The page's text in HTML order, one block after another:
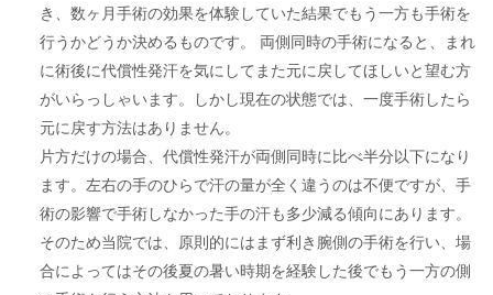
き、数ヶ月手術の効果を体験していた結果でもう一方も手術を
行うかどうか決めるものです。 両側同時の手術になると、まれ
に術後に代償性発汗を気にしてまた元に戻してほしいと望む方
がいらっしゃいます。しかし現在の状態では、一度手術したら
元に戻す方法はありません。
片方だけの場合、代償性発汗が両側同時に比べ半分以下になり
ます。左右の手のひらで汗の量が全く違うのは不便ですが、手
術の影響で手術しなかった手の汗も多少減る傾向にあります。
そのため当院では、原則的にはまず利き腕側の手術を行い、場
合によってはその後夏の暑い時期を経験した後でもう一方の側